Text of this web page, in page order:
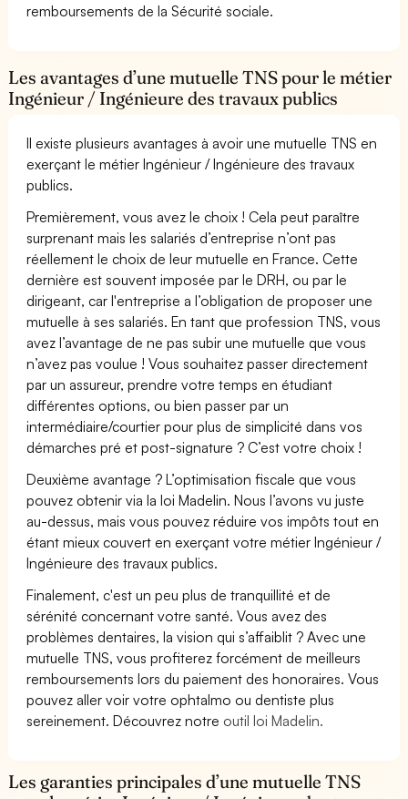
remboursements de la Sécurité sociale.
Les avantages d’une mutuelle TNS pour le métier
Ingénieur / Ingénieure des travaux publics
Il existe plusieurs avantages à avoir une mutuelle TNS en
exerçant le métier Ingénieur / Ingénieure des travaux
publics.
Premièrement, vous avez le choix ! Cela peut paraître
surprenant mais les salariés d’entreprise n’ont pas
réellement le choix de leur mutuelle en France. Cette
dernière est souvent imposée par le DRH, ou par le
dirigeant, car l'entreprise a l’obligation de proposer une
mutuelle à ses salariés. En tant que profession TNS, vous
avez l’avantage de ne pas subir une mutuelle que vous
n’avez pas voulue ! Vous souhaitez passer directement
par un assureur, prendre votre temps en étudiant
différentes options, ou bien passer par un
intermédiaire/courtier pour plus de simplicité dans vos
démarches pré et post-signature ? C’est votre choix !
Deuxième avantage ? L’optimisation fiscale que vous
pouvez obtenir via la loi Madelin. Nous l’avons vu juste
au-dessus, mais vous pouvez réduire vos impôts tout en
étant mieux couvert en exerçant votre métier Ingénieur /
Ingénieure des travaux publics.
Finalement, c'est un peu plus de tranquillité et de
sérénité concernant votre santé. Vous avez des
problèmes dentaires, la vision qui s’affaiblit ? Avec une
mutuelle TNS, vous profiterez forcément de meilleurs
remboursements lors du paiement des honoraires. Vous
pouvez aller voir votre ophtalmo ou dentiste plus
sereinement. Découvrez notre outil loi Madelin.
Les garanties principales d’une mutuelle TNS